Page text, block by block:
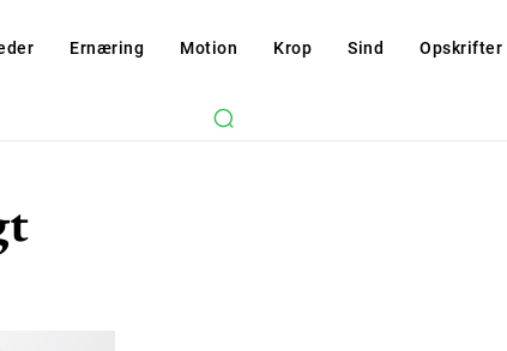
Ernæring Motion Krop Sind Opskrifter